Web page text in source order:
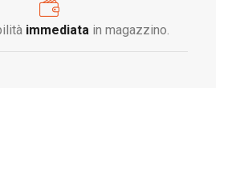
immediata in magazzino.